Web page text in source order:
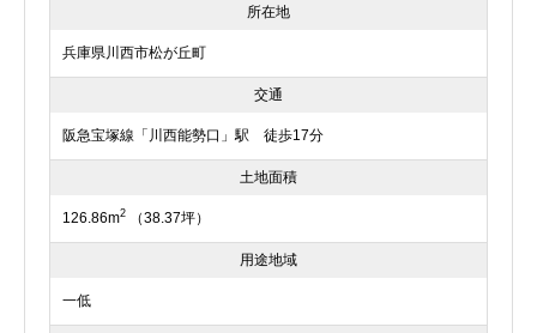
所在地
兵庫県川西市松が丘町
交通
阪急宝塚線「川西能勢口」駅 徒歩17分
土地面積
126.86m2 （38.37坪）
用途地域
一低